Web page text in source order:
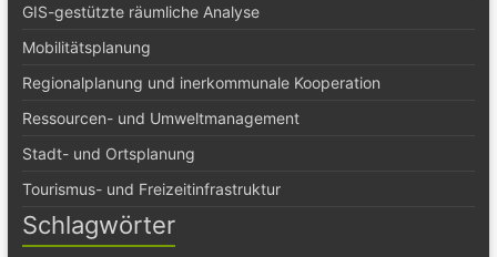
GIS-gestützte räumliche Analyse
Mobilitätsplanung
Regionalplanung und inerkommunale Kooperation
Ressourcen- und Umweltmanagement
Stadt- und Ortsplanung
Tourismus- und Freizeitinfrastruktur
Schlagwörter